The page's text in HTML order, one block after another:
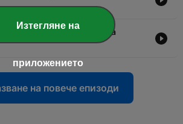
- La grande abbuffata
на повече епизоди
Изтегляне на
приложението